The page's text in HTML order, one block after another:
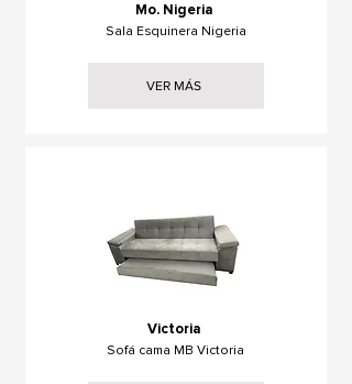
Mo. Nigeria
Sala Esquinera Nigeria
VER MÁS
Victoria
Sofá cama MB Victoria